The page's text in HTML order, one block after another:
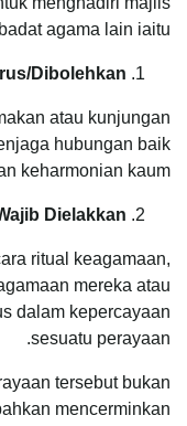
agama lain iaitu:
Dibolehkan:
atau kunjungan
hubungan baik
keharmonian kaum.
Dielakkan:
ritual keagamaan,
mereka atau
dalam kepercayaan
sesuatu perayaan.
tersebut bukan
mencerminkan